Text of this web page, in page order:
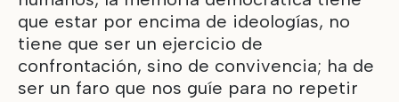
que estar por encima de ideologías, no
tiene que ser un ejercicio de
confrontación, sino de convivencia; ha de
ser un faro que nos guíe para no repetir